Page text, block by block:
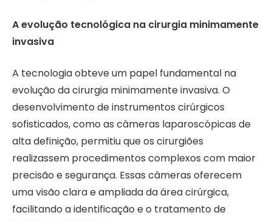
A evolução tecnológica na cirurgia minimamente
invasiva
A tecnologia obteve um papel fundamental na
evolução da cirurgia minimamente invasiva. O
desenvolvimento de instrumentos cirúrgicos
sofisticados, como as câmeras laparoscópicas de
alta definição, permitiu que os cirurgiões
realizassem procedimentos complexos com maior
precisão e segurança. Essas câmeras oferecem
uma visão clara e ampliada da área cirúrgica,
facilitando a identificação e o tratamento de